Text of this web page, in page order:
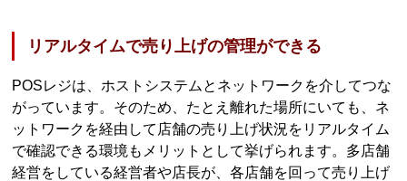
リアルタイムで売り上げの管理ができる
POSレジは、ホストシステムとネットワークを介してつな
がっています。そのため、たとえ離れた場所にいても、ネ
ットワークを経由して店舗の売り上げ状況をリアルタイム
で確認できる環境もメリットとして挙げられます。多店舗
経営をしている経営者や店長が、各店舗を回って売り上げ